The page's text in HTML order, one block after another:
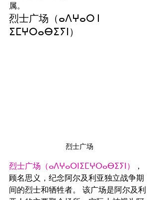
属。
烈士广场（ⴰⴷⵖⴰⵔ ⵏ
ⵉⵎⵖⵔⴰⴱⵉⵢⵏ）
烈士广场
烈士广场（ⴰⴷⵖⴰⵔⵏⵉⵎⵖⵔⴰⴱⵉⵢⵏ）
，
顾名思义，纪念阿尔及利亚独立战争期
间的烈士和牺牲者。 该广场是阿尔及利